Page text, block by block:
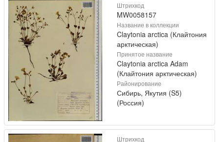
Штрихкод
MW0058157
Название в коллекции
Claytonia arctica (Клайтония
арктическая)
Принятое название
Claytonia arctica Adam
(Клайтония арктическая)
Районирование
Сибирь, Якутия (S5)
(Россия)
Штрихкод